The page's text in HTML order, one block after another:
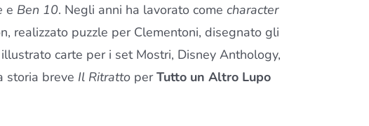
e Ben 10. Negli anni ha lavorato come character
realizzato puzzle per Clementoni, disegnato gli
carte per i set Mostri, Disney Anthology,
storia breve Il RitrattoperTutto un Altro Lupo